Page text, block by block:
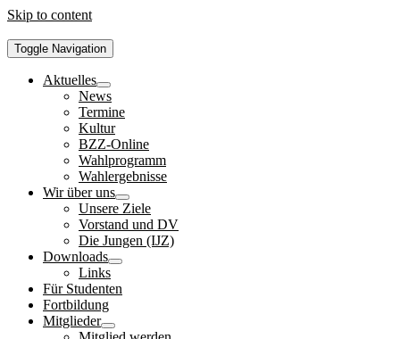
Skip to content
Toggle Navigation
Aktuelles
News
Termine
Kultur
BZZ-Online
Wahlprogramm
Wahlergebnisse
Wir über uns
Unsere Ziele
Vorstand und DV
Die Jungen (IJZ)
Downloads
Links
Für Studenten
Fortbildung
Mitglieder